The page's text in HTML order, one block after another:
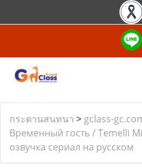
กระดานสนทนา > gclass-
Временный гость / Temelli
озвучка сериал на русском